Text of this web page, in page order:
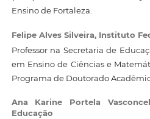
Ensino de Fortaleza.
Felipe Alves Silveira, Instituto
Professor na Secretaria de
em Ensino de Ciências e
Programa de Doutorado
Ana Karine Portela
Educação